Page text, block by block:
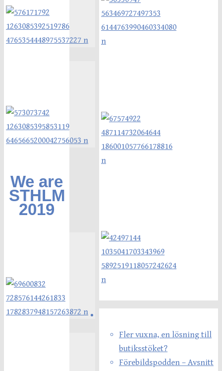
We are
STHLM
2019
Fler vuxna, en lösning till
butiksstöket?
Förebildspodden – Avsnitt